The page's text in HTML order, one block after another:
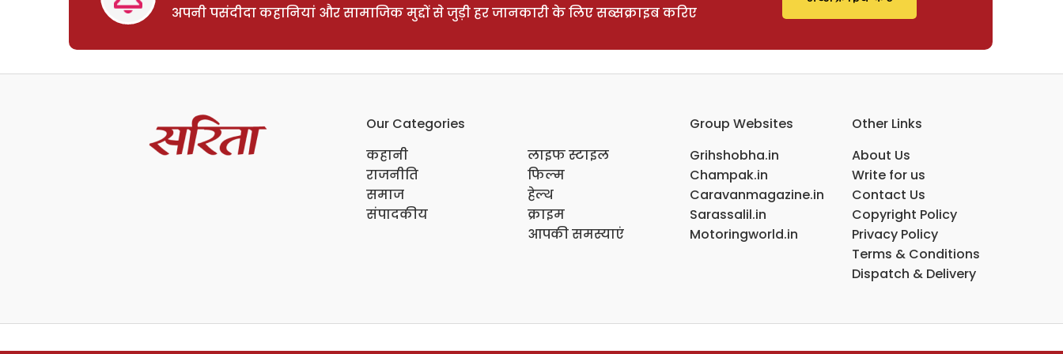
अपनी पसंदीदा कहानियां और सामाजिक मुद्दों से जुड़ी हर जानकारी के लिए सब्सक्राइब करिए
Our Categories
कहानी
राजनीति
समाज
संपादकीय
लाइफ स्टाइल
फिल्म
हेल्थ
क्राइम
आपकी समस्याएं
Group Websites
Grihshobha.in
Champak.in
Caravanmagazine.in
Sarassalil.in
Motoringworld.in
Other Links
About Us
Write for us
Contact Us
Copyright Policy
Privacy Policy
Terms & Conditions
Dispatch & Delivery